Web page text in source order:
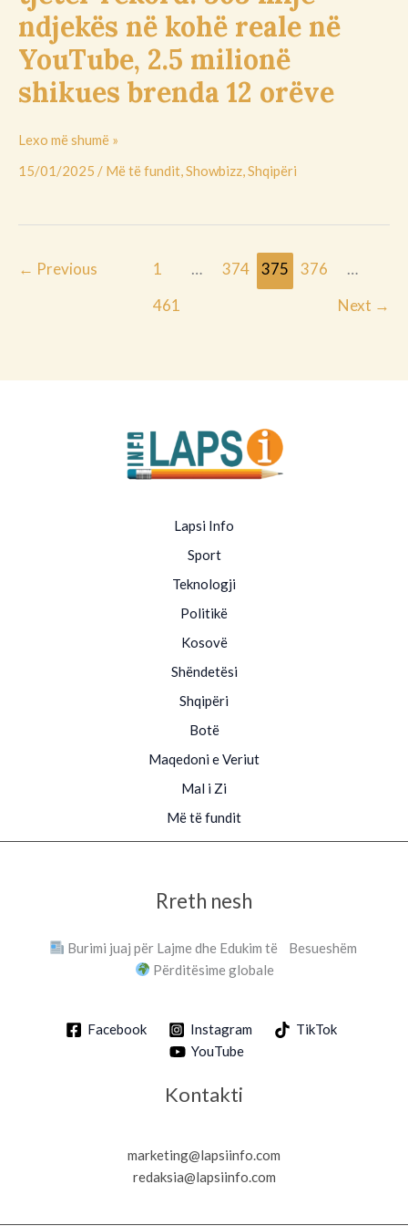
ndjekës në kohë reale në
YouTube, 2.5 milionë
shikues brenda 12 orëve
YouTube,
2.5
milionë
shikues
brenda
orëve
Lexo më shumë »
15/01/2025 / Më të fundit,Showbizz,Shqipëri
← Previous 1 … 374 375 376
…
461
Next →
Lapsi Info
Sport
Teknologji
Politikë
Kosovë
Shëndetësi
Shqipëri
Botë
Maqedoni e Veriut
Mal i Zi
Më të fundit
Rreth nesh
Burimi juaj për Lajme dhe Edukim të Besueshëm
Përditësime globale
Facebook Instagram
TikTok
YouTube
Kontakti
marketing@lapsiinfo.com
redaksia@lapsiinfo.com